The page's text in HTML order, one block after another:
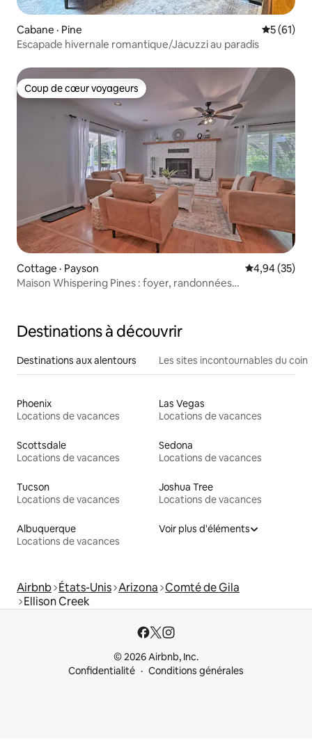
Cabane · Pine Note
5 (61)
Escapade hivernale romantique/Jacuzzi au paradis
Coup de cœur voyageurs
Coup de cœur voyageurs
Cottage · Payson Note
4,94 (35)
Maison Whispering Pines : foyer, randonnées
Destinations à découvrir
Destinations aux alentours Les sites incontournables du coin
Phoenix
Locations de vacances
Las Vegas
Locations de vacances
Scottsdale
Locations de vacances
Sedona
Locations de vacances
Tucson
Locations de vacances
Joshua Tree
Locations de vacances
Albuquerque
Locations de vacances
Voir plus d'éléments
Airbnb États-Unis Arizona Comté de Gila
Ellison Creek
© 2026 Airbnb, Inc.
Confidentialité
Conditions générales